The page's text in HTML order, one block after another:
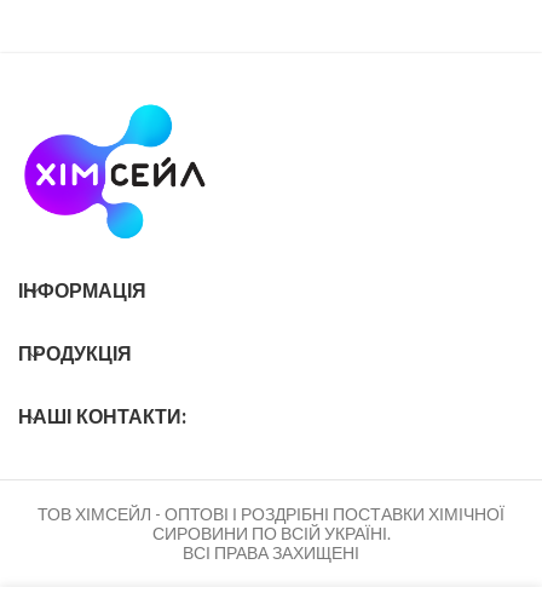
ІНФОРМАЦІЯ
ПРОДУКЦІЯ
НАШІ КОНТАКТИ:
ТОВ ХІМСЕЙЛ - ОПТОВІ І РОЗДРІБНІ ПОСТАВКИ ХІМІЧНОЇ
СИРОВИНИ ПО ВСІЙ УКРАЇНІ.
ВСІ ПРАВА ЗАХИЩЕНІ